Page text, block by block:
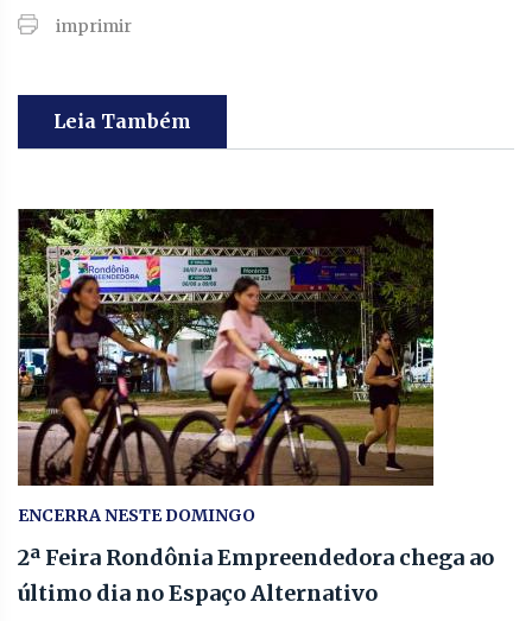
imprimir
Leia Também
ENCERRA NESTE DOMINGO
2ª Feira Rondônia Empreendedora chega ao
último dia no Espaço Alternativo